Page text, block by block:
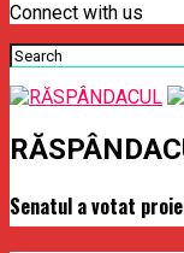
Connect with us
Senatul a votat